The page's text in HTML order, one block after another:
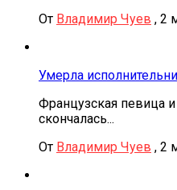
От Владимир Чуев , 2
Умерла
Французская певица
скончалась...
От Владимир Чуев , 2